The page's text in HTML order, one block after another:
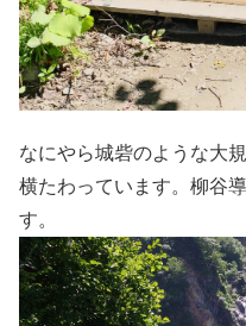
なにやら城砦のような大
横たわっています。柳谷
す。